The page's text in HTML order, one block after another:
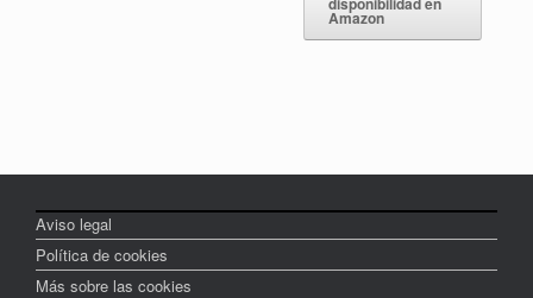
Amazon
Aviso legal
Política de cookies
Más sobre las cookies